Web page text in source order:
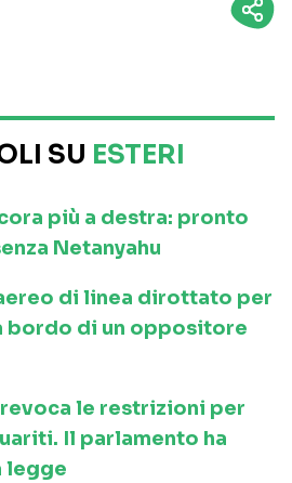
SU ESTERI
più a destra: pronto
Netanyahu
di linea dirottato per
bordo di un oppositore
revoca le restrizioni per
Il parlamento ha
legge